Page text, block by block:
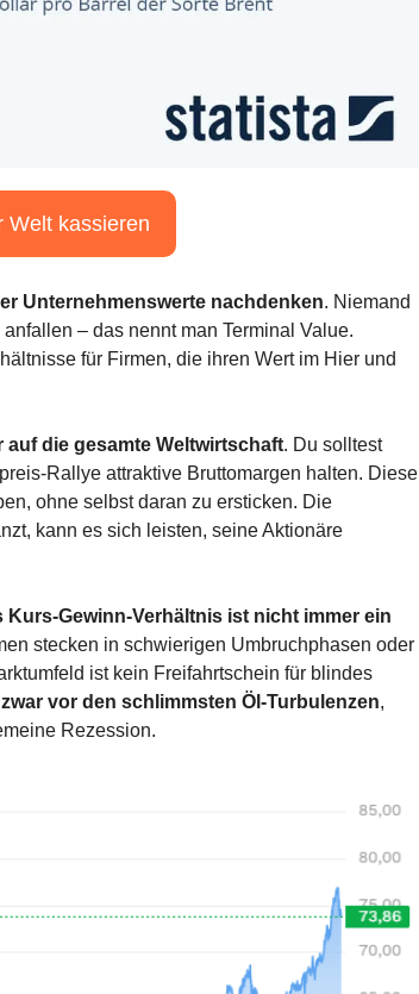
Welt kassieren
Unternehmenswerte nachdenken. Niemand
– das nennt man Terminal Value.
für Firmen, die ihren Wert im Hier und
die gesamte Weltwirtschaft. Du solltest
Rallye attraktive Bruttomargen halten. Diese
ohne selbst daran zu ersticken. Die
kann es sich leisten, seine Aktionäre
Gewinn-Verhältnis ist nicht immer ein
stecken in schwierigen Umbruchphasen oder
ist kein Freifahrtschein für blindes
vor den schlimmsten Öl-Turbulenzen,
Rezession.